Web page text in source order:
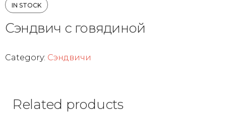
IN STOCK
Сэндвич с говядиной
Category: Сэндвичи
Related products